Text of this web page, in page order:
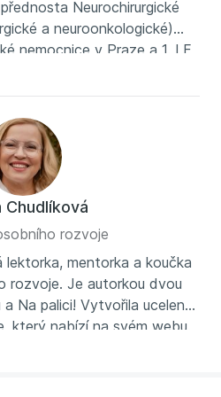
Neurochirurgické
a neuroonkologické)
nemocnice v Praze a 1. LF
funkci předsedy České
a v letech 2011–2015 byl
asociace neurochirurgických
zároveň vede subkatedru
postgraduálního vzdělávání
Jeho otec profesor Vladimír
stejně jako jím je
svátku 28. října
zásluhy 1. stupně v oblasti
vědy.
Chudlíková
rozvoje
lektorka, mentorka a koučka
rozvoje. Je autorkou dvou
Na palici! Vytvořila ucelený
který nabízí na svém webu.
v předních českých i